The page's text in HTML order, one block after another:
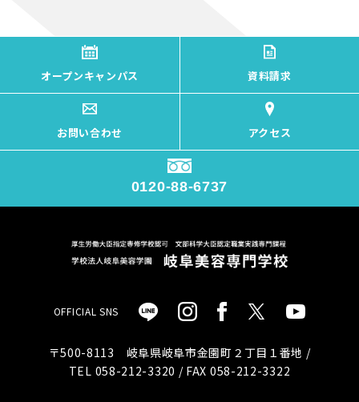
オープンキャンパス 資料請求
お問い合わせ アクセス
0120-88-6737
OFFICIAL SNS
〒500-8113 岐阜県岐阜市金園町２丁目１番地 /
TEL 058-212-3320 / FAX 058-212-3322